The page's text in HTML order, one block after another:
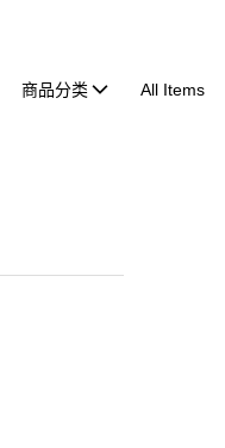
商品分类 All Items